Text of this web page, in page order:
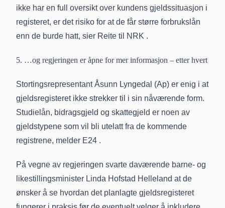
ikke har en full oversikt over kundens gjeldssituasjon i
registeret, er det risiko for at de får større forbrukslån
enn de burde hatt, sier Reite til NRK .
5. …og regjeringen er åpne for mer informasjon – etter hvert
Stortingsrepresentant Åsunn Lyngedal (Ap) er enig i at
gjeldsregisteret ikke strekker til i sin nåværende form.
Studielån, bidragsgjeld og skattegjeld er noen av
gjeldstypene som vil bli utelatt fra de kommende
registrene, melder E24 .
På vegne av regjeringen svarte daværende barne- og
likestillingsminister Linda Hofstad Helleland at de
ønsker å se hvordan det planlagte gjeldsregisteret